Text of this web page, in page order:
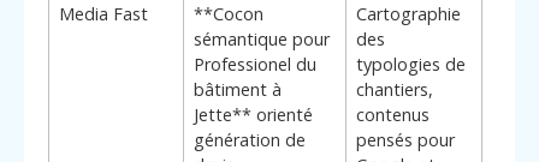
Media Fast
**Cocon
sémantique pour
Professionel du
bâtiment à
Jette** orienté
génération de
Cartographie
des
typologies de
chantiers,
contenus
pensés pour